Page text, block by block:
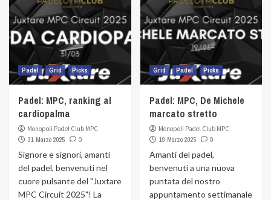
Padel Grid Picks
Padel: MPC, ranking al
cardiopalma
Monopoli Padel Club MPC
31 Marzo 2025
0
Signore e signori, amanti
del padel, benvenuti nel
cuore pulsante del "Juxtare
MPC Circuit 2025"! La
Grid Padel Picks
Padel: MPC, De Michele
marcato stretto
Monopoli Padel Club MPC
19 Marzo 2025
0
Amanti del padel,
benvenuti a una nuova
puntata del nostro
appuntamento settimanale